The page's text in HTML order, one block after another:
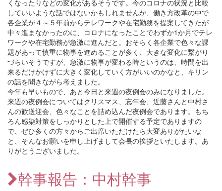
くなったりなどの変化があるそうです。今のコロナの状況と比較
していいような話ではないかもしれませんが、働き方改革の中で
各企業が４～５年前からテレワークや在宅勤務を提案してきたが
中々進まなかったのに、コロナになったことでわずか1か月でテレ
ワークや在宅勤務が急激に進んだと。おそらく各企業で色々な課
題があって慎重に物事を進めることが多く、大きな変化に繋がり
づらいそうですが、急激に物事が変わる時というのは、時間を出
来るだけかけずに大きく変化していく方がいいのかなと、キリン
の話を聞きながら考えました。
今年も早いもので、あと今日と来週の夜例会のみになりました。
来週の夜例会についてはクリスマス、忘年会、近藤さんと中村さ
んの歓送迎会、色々なことを詰め込んだ夜例会であります。もち
ろん感染対策をしっかりとした上で開催する予定でありますの
で、ぜひ多くの方々からご出席いただけたら大変ありがたいな
と、そんなお願いを申し上げまして会長の挨拶といたします。あ
りがとうございました。
幹事報告：中村幹事